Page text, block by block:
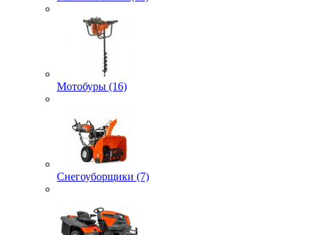
Мотобуры (16)
Снегоуборщики (7)